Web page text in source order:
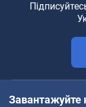
Завантажуйте